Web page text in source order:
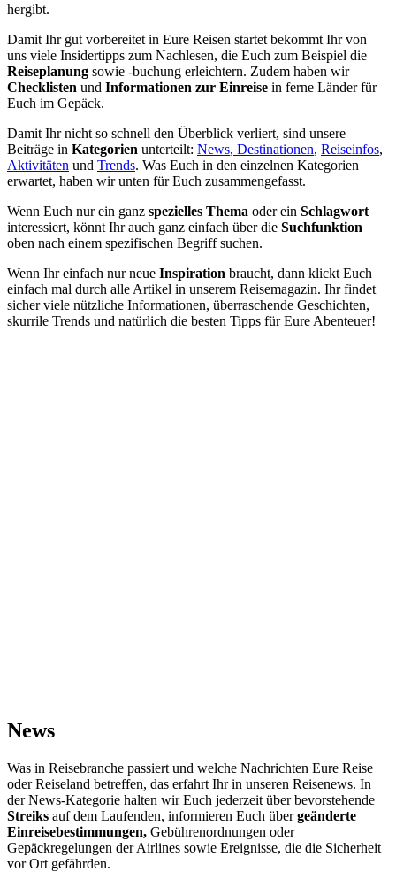
hergibt.
Damit Ihr gut vorbereitet in Eure Reisen startet bekommt Ihr von
uns viele Insidertipps zum Nachlesen, die Euch zum Beispiel die
Reiseplanung sowie -buchung erleichtern. Zudem haben wir
Checklisten und Informationen zur Einreise in ferne Länder für
Euch im Gepäck.
Damit Ihr nicht so schnell den Überblick verliert, sind unsere
Beiträge in Kategorien unterteilt: News, Destinationen, Reiseinfos,
Aktivitäten und Trends. Was Euch in den einzelnen Kategorien
erwartet, haben wir unten für Euch zusammengefasst.
Wenn Euch nur ein ganz spezielles Thema oder ein Schlagwort
interessiert, könnt Ihr auch ganz einfach über die Suchfunktion
oben nach einem spezifischen Begriff suchen.
Wenn Ihr einfach nur neue Inspiration braucht, dann klickt Euch
einfach mal durch alle Artikel in unserem Reisemagazin. Ihr findet
sicher viele nützliche Informationen, überraschende Geschichten,
skurrile Trends und natürlich die besten Tipps für Eure Abenteuer!
News
Was in Reisebranche passiert und welche Nachrichten Eure Reise
oder Reiseland betreffen, das erfahrt Ihr in unseren Reisenews. In
der News-Kategorie halten wir Euch jederzeit über bevorstehende
Streiks auf dem Laufenden, informieren Euch übergeänderte
Einreisebestimmungen, Gebührenordnungen oder
Gepäckregelungen der Airlines sowie Ereignisse, die die Sicherheit
vor Ort gefährden.